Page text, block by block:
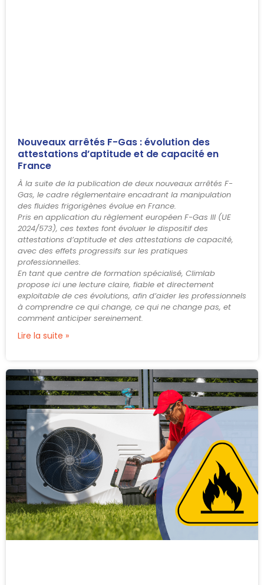
Nouveaux arrêtés F-Gas : évolution des
attestations d’aptitude et de capacité en
France
À la suite de la publication de deux nouveaux arrêtés F-
Gas, le cadre réglementaire encadrant la manipulation
des fluides frigorigènes évolue en France.
Pris en application du règlement européen F-Gas III (UE
2024/573), ces textes font évoluer le dispositif des
attestations d’aptitude et des attestations de capacité,
avec des effets progressifs sur les pratiques
professionnelles.
En tant que centre de formation spécialisé, Climlab
propose ici une lecture claire, fiable et directement
exploitable de ces évolutions, afin d’aider les professionnels
à comprendre ce qui change, ce qui ne change pas, et
comment anticiper sereinement.
Lire la suite »